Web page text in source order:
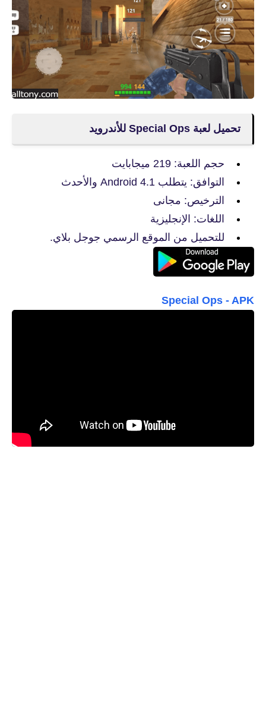
تحميل لعبة Special Ops للأندرويد
حجم اللعبة: 219 ميجابايت
التوافق: يتطلب Android 4.1 والأحدث
الترخيص: مجانى
اللغات: الإنجليزية
للتحميل من الموقع الرسمي جوجل بلاي.
Special Ops - APK